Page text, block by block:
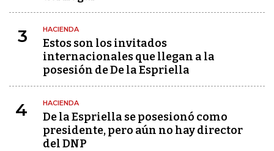
3 HACIENDA
Estos son los invitados
internacionales que llegan a la
posesión de De la Espriella
4 HACIENDA
De la Espriella se posesionó como
presidente, pero aún no hay director
del DNP